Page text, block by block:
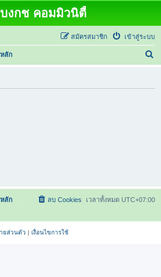
งกช คอมมิวนิตี้
เข้าสู่ระบบ
สมัครสมาชิก
ลัก
ลัก เวลาทั้งหมด UTC+07:00
ลบ Cookies
ยส่วนตัว | เงื่อนไขการใช้